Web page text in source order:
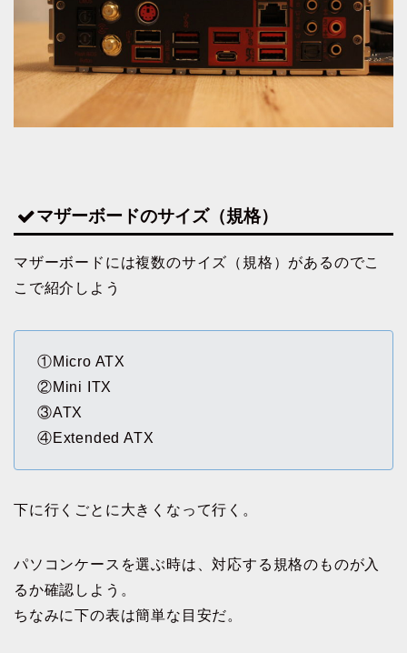
マザーボードのサイズ（規格）
マザーボードには複数のサイズ（規格）があるのでこ
こで紹介しよう
①Micro ATX
②Mini ITX
③ATX
④Extended ATX
下に行くごとに大きくなって行く。
パソコンケースを選ぶ時は、対応する規格のものが入
るか確認しよう。
ちなみに下の表は簡単な目安だ。